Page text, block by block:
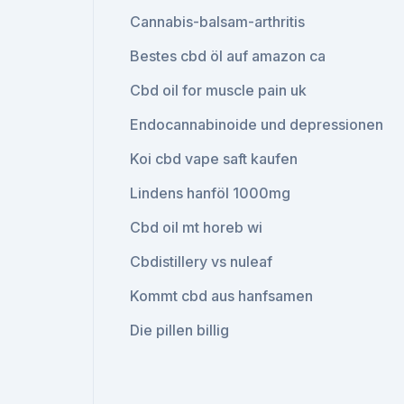
Cannabis-balsam-arthritis
Bestes cbd öl auf amazon ca
Cbd oil for muscle pain uk
Endocannabinoide und depressionen
Koi cbd vape saft kaufen
Lindens hanföl 1000mg
Cbd oil mt horeb wi
Cbdistillery vs nuleaf
Kommt cbd aus hanfsamen
Die pillen billig